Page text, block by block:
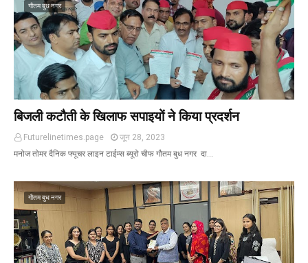
गौतम बुध नगर
बिजली कटौती के खिलाफ सपाइयों ने किया प्रदर्शन
Futurelinetimes.page
जून 28, 2023
मनोज तोमर दैनिक फ्यूचर लाइन टाईम्स ब्यूरो चीफ गौतम बुध नगर दा…
गौतम बुध नगर